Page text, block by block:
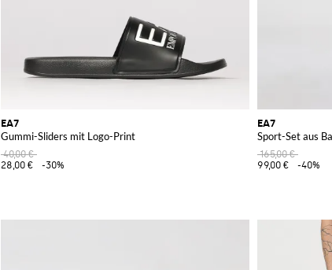
EA7
Gummi-Sliders mit Logo-Print
40,00 €
28,00 €
-30%
EA7
Sport-Set aus
165,00 €
99,00 €
-40%